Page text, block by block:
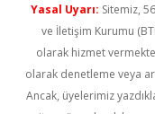
Yasal Uyarı: Sitemiz,
ve İletişim Kurumu
olarak hizmet
olarak denetleme veya
Ancak, üyelerimiz